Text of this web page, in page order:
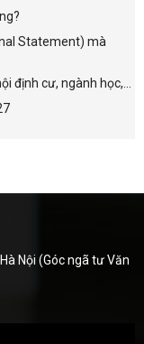
Statement) mà
định cư, ngành học,...
Nội (Góc ngã tư Văn